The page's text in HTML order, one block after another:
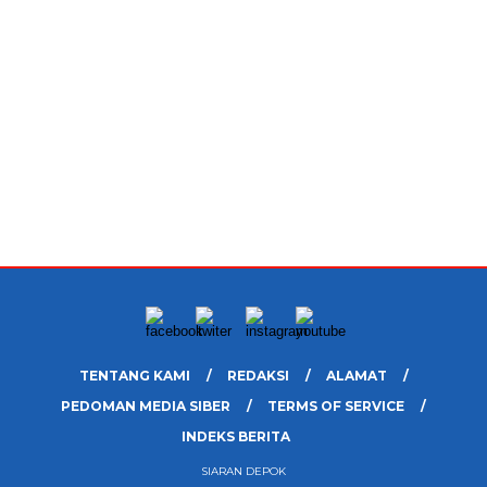
TENTANG KAMI REDAKSI
ALAMAT
PEDOMAN MEDIA SIBER
TERMS OF SERVICE
INDEKS BERITA
SIARAN DEPOK